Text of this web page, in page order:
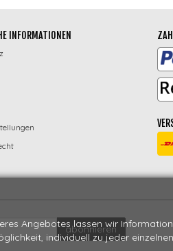
Angebotes lassen wir
individuell zu jeder
INFORMATIONEN
abonnieren